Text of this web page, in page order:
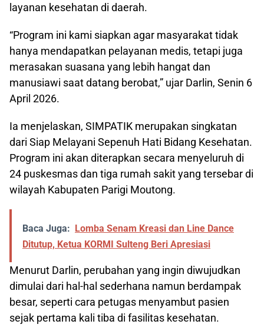
layanan kesehatan di daerah.
“Program ini kami siapkan agar masyarakat tidak
hanya mendapatkan pelayanan medis, tetapi juga
merasakan suasana yang lebih hangat dan
manusiawi saat datang berobat,” ujar Darlin, Senin 6
April 2026.
Ia menjelaskan, SIMPATIK merupakan singkatan
dari Siap Melayani Sepenuh Hati Bidang Kesehatan.
Program ini akan diterapkan secara menyeluruh di
24 puskesmas dan tiga rumah sakit yang tersebar di
wilayah Kabupaten Parigi Moutong.
Baca Juga: Lomba Senam Kreasi dan Line Dance
Ditutup, Ketua KORMI Sulteng Beri Apresiasi
Menurut Darlin, perubahan yang ingin diwujudkan
dimulai dari hal-hal sederhana namun berdampak
besar, seperti cara petugas menyambut pasien
sejak pertama kali tiba di fasilitas kesehatan.